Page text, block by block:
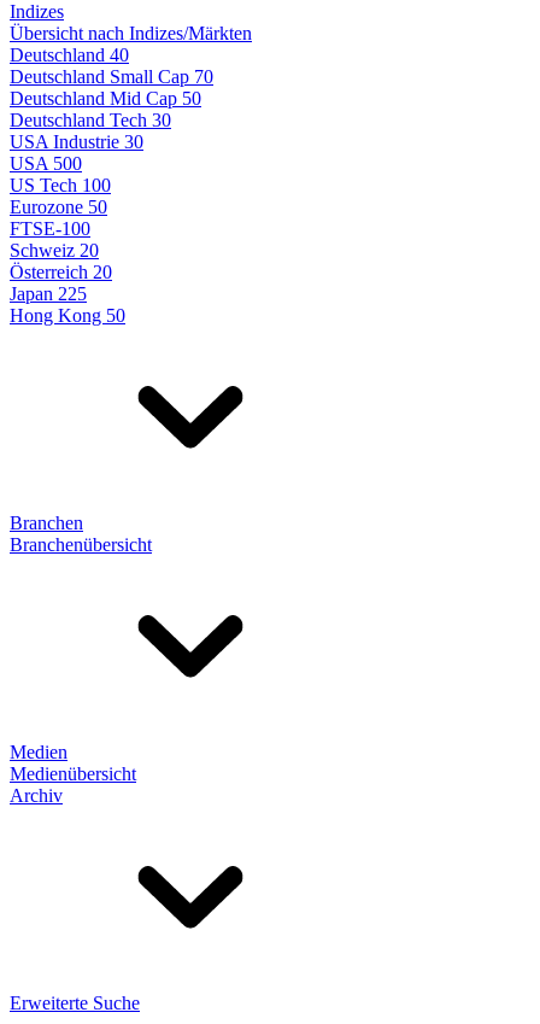
Indizes
Übersicht nach Indizes/Märkten
Deutschland 40
Deutschland Small Cap 70
Deutschland Mid Cap 50
Deutschland Tech 30
USA Industrie 30
USA 500
US Tech 100
Eurozone 50
FTSE-100
Schweiz 20
Österreich 20
Japan 225
Hong Kong 50
Branchen
Branchenübersicht
Medien
Medienübersicht
Archiv
Erweiterte Suche